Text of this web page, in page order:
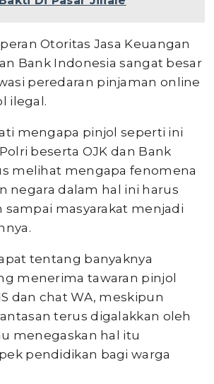
Otoritas Jasa Keuangan
Bank Indonesia sangat besar
peredaran pinjaman online
ilegal.
mengapa pinjol seperti ini
beserta OJK dan Bank
melihat mengapa fenomena
negara dalam hal ini harus
sampai masyarakat menjadi
tentang banyaknya
menerima tawaran pinjol
dan chat WA, meskipun
terus digalakkan oleh
menegaskan hal itu
pendidikan bagi warga